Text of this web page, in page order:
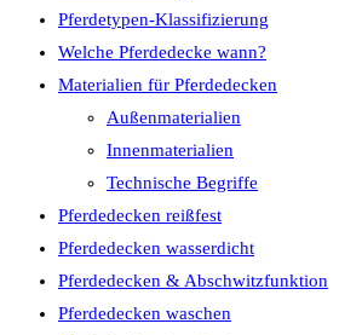
Pferdetypen-Klassifizierung
Welche Pferdedecke wann?
Materialien für Pferdedecken
Außenmaterialien
Innenmaterialien
Technische Begriffe
Pferdedecken reißfest
Pferdedecken wasserdicht
Pferdedecken & Abschwitzfunktion
Pferdedecken waschen